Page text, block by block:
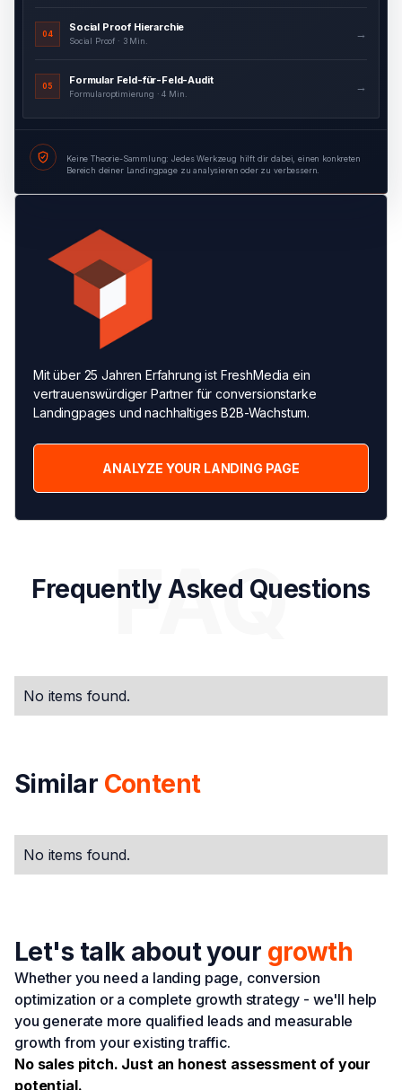
04
Social Proof Hierarchie
Social Proof · 3 Min.
→
05
Formular Feld-für-Feld-Audit
Formularoptimierung · 4 Min.
→
Keine Theorie-Sammlung: Jedes Werkzeug hilft dir dabei, einen konkreten
Bereich deiner Landingpage zu analysieren oder zu verbessern.
Mit über 25 Jahren Erfahrung ist FreshMedia ein
vertrauenswürdiger Partner für conversionstarke
Landingpages und nachhaltiges B2B-Wachstum.
ANALYZE YOUR LANDING PAGE
Frequently Asked Questions
FAQ
No items found.
Similar Content
No items found.
Let's talk about your growth
Whether you need a landing page, conversion
optimization or a complete growth strategy - we'll help
you generate more qualified leads and measurable
growth from your existing traffic.
No sales pitch. Just an honest assessment of your
potential.